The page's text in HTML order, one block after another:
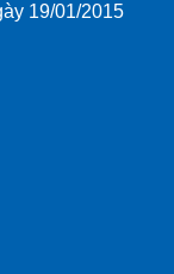
19/01/2015